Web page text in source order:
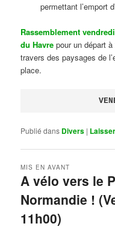
permettant l’emport
Rassemblement
du Havre pour un départ
travers des paysages de
place.
Publié dans Divers |
A vélo vers le
Normandie !
11h00)
MIS EN AVANT